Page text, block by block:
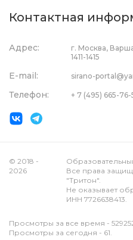
Контактная
Адрес:
г. Москва,
1411-1415
E-mail: sirano-
Телефон: + 7 (495) 665-76-
© 2018 -
2026
Все права
"Тритон".
Не оказывает
ИНН 7726638413.
Просмотры за все время -
Просмотры за сегодня - 61.